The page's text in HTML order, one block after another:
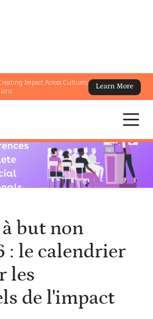
Impact Across Cultures
Learn More
but non
le calendrier
les
de l'impact